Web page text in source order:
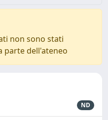
non sono stati
parte dell'ateneo
ND